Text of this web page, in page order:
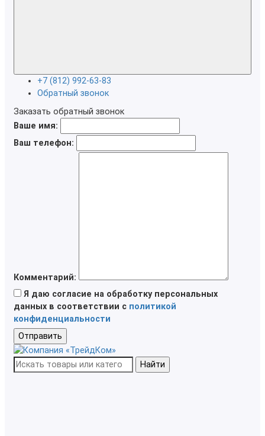
+7 (812) 992-63-83
Обратный звонок
Заказать обратный звонок
Ваше имя:
Ваш телефон:
Комментарий:
Я даю согласие на обработку персональных
данных в соответствии с политикой
конфиденциальности
Отправить
Найти